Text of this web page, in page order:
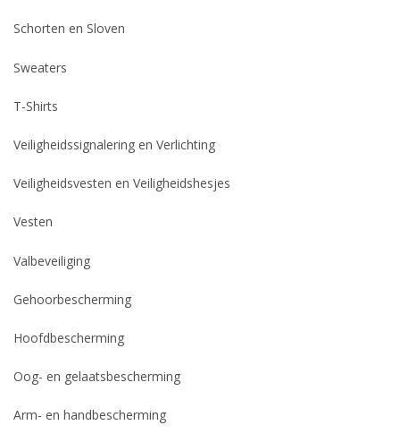
Schorten en Sloven
Sweaters
T-Shirts
Veiligheidssignalering en Verlichting
Veiligheidsvesten en Veiligheidshesjes
Vesten
Valbeveiliging
Gehoorbescherming
Hoofdbescherming
Oog- en gelaatsbescherming
Arm- en handbescherming